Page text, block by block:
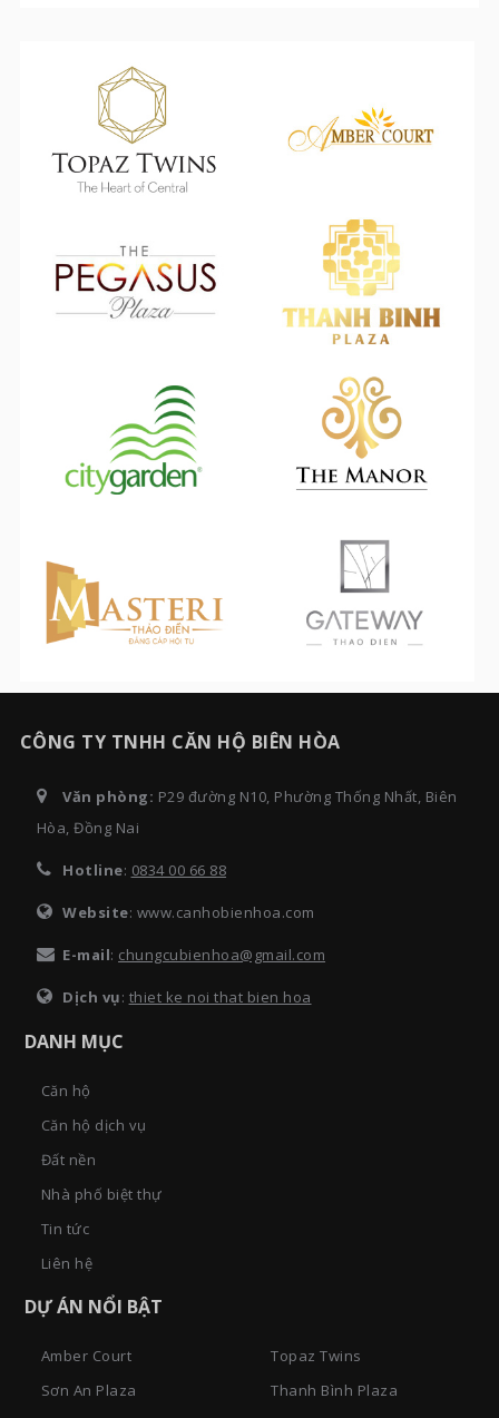
CÔNG TY TNHH CĂN HỘ BIÊN HÒA
Văn phòng: P29 đường N10, Phường Thống Nhất, Biên
Hòa, Đồng Nai
Hotline: 0834 00 66 88
Website: www.canhobienhoa.com
E-mail: chungcubienhoa@gmail.com
Dịch vụ: thiet ke noi that bien hoa
DANH MỤC
Căn hộ
Căn hộ dịch vụ
Đất nền
Nhà phố biệt thự
Tin tức
Liên hệ
DỰ ÁN NỔI BẬT
Amber Court
Topaz Twins
Sơn An Plaza
Thanh Bình Plaza